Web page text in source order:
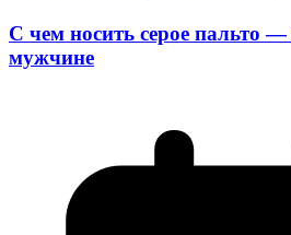
С чем носить серое пальто
мужчине